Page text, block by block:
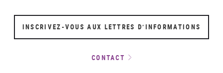
INSCRIVEZ-VOUS AUX LETTRES D’INFORMATIONS
CONTACT